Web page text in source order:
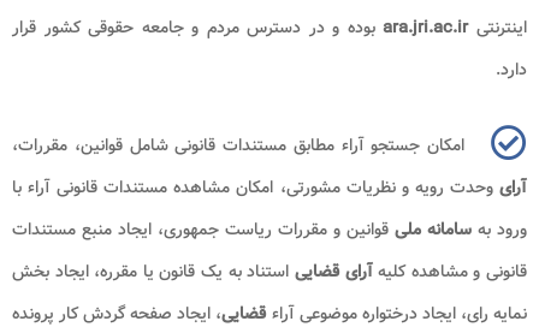
اینترنتیara.jri.ac.irبوده و در دسترس مردم و جامعه حقوقی کشور قرار
دارد.
امکان جستجو آراء مطابق مستندات قانونی شامل قوانین، مقررات،
آرایوحدت رویه و نظریات مشورتی، امکان مشاهده مستندات قانونی آراء با
ورود به سامانه ملی قوانین و مقررات ریاست جمهوری، ایجاد منبع مستندات
قانونی و مشاهده کلیهآرای قضایی استناد به یک قانون یا مقرره، ایجاد بخش
نمایه رای، ایجاد درختواره موضوعی آراءقضایی، ایجاد صفحه گردش کار پرونده